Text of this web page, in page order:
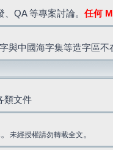
QA 等專案討論。 任何
與中國海字集等造字區
類文件
未經授權請勿轉載全文 。